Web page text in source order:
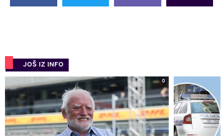
JOŠ IZ INFO
0